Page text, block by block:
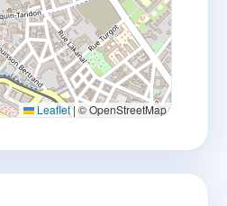
Leaflet| © OpenStreetMap